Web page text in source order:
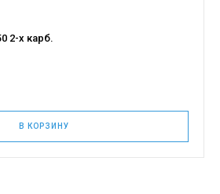
2-х карб.
В КОРЗИНУ